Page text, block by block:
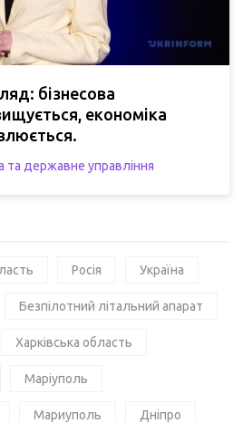
бізнесова
економіка
та державне управління
Росія Україна
Безпілотний літальний апарат
Харківська область
Маріуполь
Мариуполь Дніпро